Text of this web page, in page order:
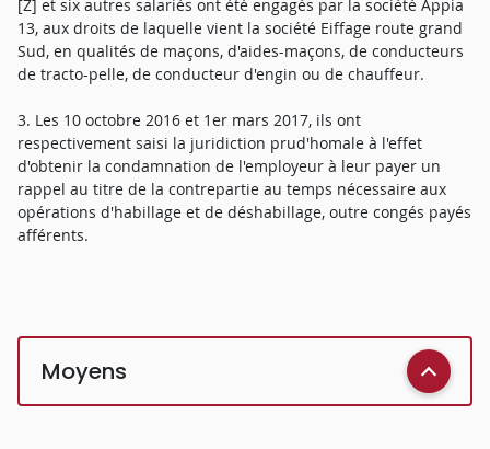
[Z] et six autres salariés ont été engagés par la société Appia
13, aux droits de laquelle vient la société Eiffage route grand
Sud, en qualités de maçons, d'aides-maçons, de conducteurs
de tracto-pelle, de conducteur d'engin ou de chauffeur.
3. Les 10 octobre 2016 et 1er mars 2017, ils ont
respectivement saisi la juridiction prud'homale à l'effet
d'obtenir la condamnation de l'employeur à leur payer un
rappel au titre de la contrepartie au temps nécessaire aux
opérations d'habillage et de déshabillage, outre congés payés
afférents.
Moyens